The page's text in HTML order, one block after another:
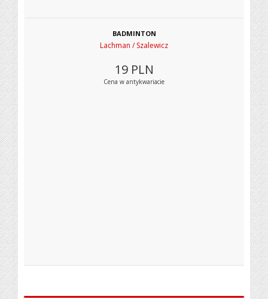
BADMINTON
Lachman / Szalewicz
19 PLN
Cena w antykwariacie